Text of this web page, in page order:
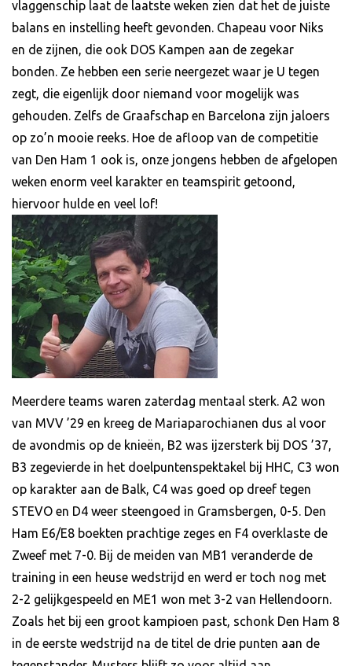
vlaggenschip laat de laatste weken zien dat het de juiste
balans en instelling heeft gevonden. Chapeau voor Niks
en de zijnen, die ook DOS Kampen aan de zegekar
bonden. Ze hebben een serie neergezet waar je U tegen
zegt, die eigenlijk door niemand voor mogelijk was
gehouden. Zelfs de Graafschap en Barcelona zijn jaloers
op zo’n mooie reeks. Hoe de afloop van de competitie
van Den Ham 1 ook is, onze jongens hebben de afgelopen
weken enorm veel karakter en teamspirit getoond,
hiervoor hulde en veel lof!
Meerdere teams waren zaterdag mentaal sterk. A2 won
van MVV ’29 en kreeg de Mariaparochianen dus al voor
de avondmis op de knieën, B2 was ijzersterk bij DOS ’37,
B3 zegevierde in het doelpuntenspektakel bij HHC, C3 won
op karakter aan de Balk, C4 was goed op dreef tegen
STEVO en D4 weer steengoed in Gramsbergen, 0-5. Den
Ham E6/E8 boekten prachtige zeges en F4 overklaste de
Zweef met 7-0. Bij de meiden van MB1 veranderde de
training in een heuse wedstrijd en werd er toch nog met
2-2 gelijkgespeeld en ME1 won met 3-2 van Hellendoorn.
Zoals het bij een groot kampioen past, schonk Den Ham 8
in de eerste wedstrijd na de titel de drie punten aan de